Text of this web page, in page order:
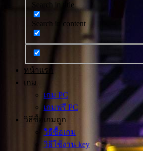
Search in title
Search in content
หน้าแรก
เกม
เกม PC
เกมฟรี PC
วิธีซื้อเกมถูก
วิธีซื้อเกม
วิธีใช้งาน key